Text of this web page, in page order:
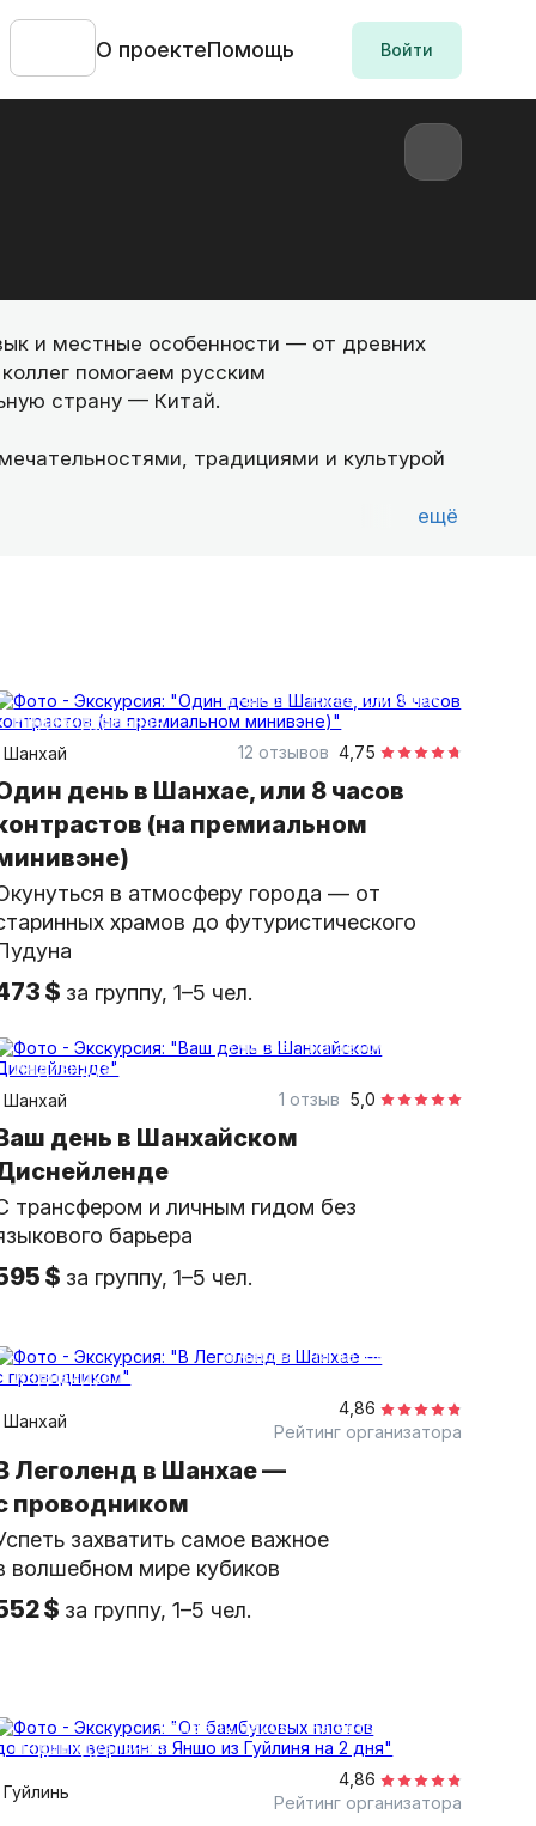
О проектеПомощь Войти
и местные особенности — от древних
помогаем русским
страну — Китай.
традициями и культурой
ещё
8 часов
на автомобиле
индивидуальная
Шанхай
4,75
12 отзывов
день в Шанхае, или 8 часов
(на премиальном
в атмосферу города — от
храмов до футуристического
$ за группу, 1–5 чел.
8 часов
на автомобиле
индивидуальная
Шанхай
5,0
1 отзыв
день в Шанхайском
трансфером и личным гидом без
барьера
$ за группу, 1–5 чел.
8 часов
на автомобиле
индивидуальная
Шанхай
4,86
Рейтинг организатора
Леголенд в Шанхае —
проводником
захватить самое важное
волшебном мире кубиков
$ за группу, 1–5 чел.
более 12 часов
на автомобиле
индивидуальная
Гуйлинь
4,86
Рейтинг организатора